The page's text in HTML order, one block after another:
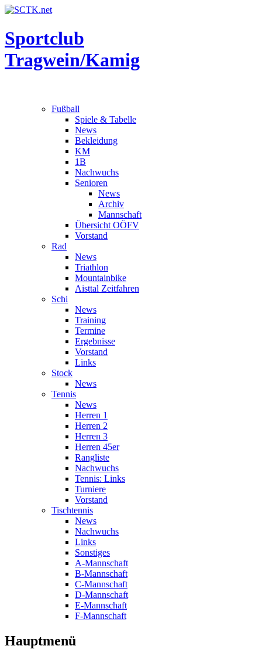
Sportclub
Tragwein/Kamig
Fußball
Spiele & Tabelle
News
Bekleidung
KM
1B
Nachwuchs
Senioren
News
Archiv
Mannschaft
Übersicht OÖFV
Vorstand
Rad
News
Triathlon
Mountainbike
Aisttal Zeitfahren
Schi
News
Training
Termine
Ergebnisse
Vorstand
Links
Stock
News
Tennis
News
Herren 1
Herren 2
Herren 3
Herren 45er
Rangliste
Nachwuchs
Tennis: Links
Turniere
Vorstand
Tischtennis
News
Nachwuchs
Links
Sonstiges
A-Mannschaft
B-Mannschaft
C-Mannschaft
D-Mannschaft
E-Mannschaft
F-Mannschaft
Hauptmenü